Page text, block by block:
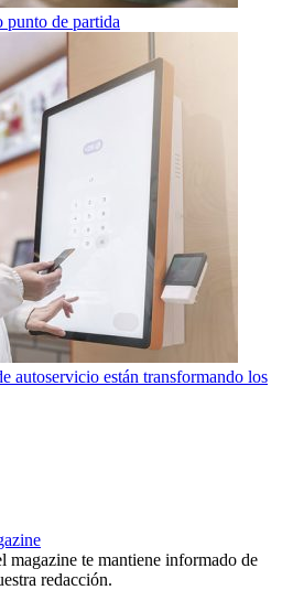
punto de partida
autoservicio están transformando los
magazine te mantiene informado de
redacción.